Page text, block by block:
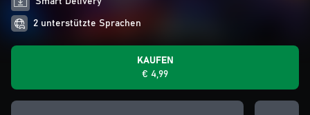
2 unterstützte Sprachen
KAUFEN
€ 4,99